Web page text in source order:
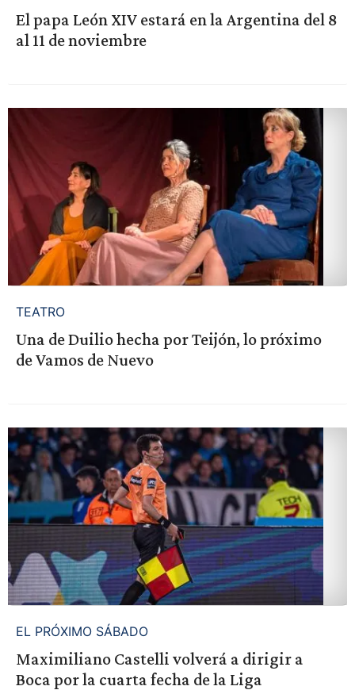
El papa León XIV estará en la Argentina del 8
al 11 de noviembre
TEATRO
Una de Duilio hecha por Teijón, lo próximo
de Vamos de Nuevo
EL PRÓXIMO SÁBADO
Maximiliano Castelli volverá a dirigir a
Boca por la cuarta fecha de la Liga